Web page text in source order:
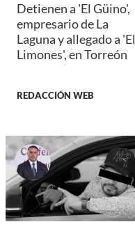
Detienen a 'El Güino',
empresario de La
Laguna y allegado a 'El
Limones', en Torreón
REDACCIÓN WEB